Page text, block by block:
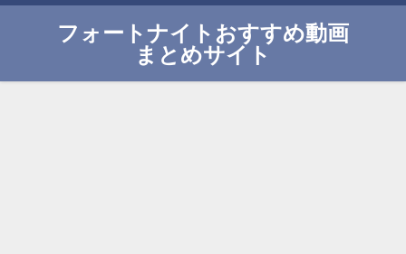
フォートナイトおすすめ動画
まとめサイト